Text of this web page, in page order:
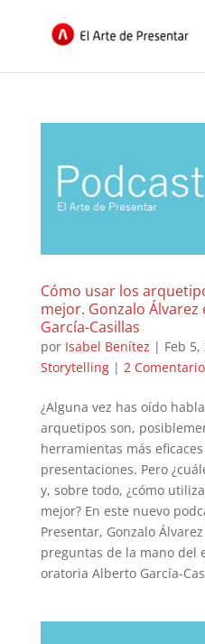
Cómo usar los
mejor. Gonzalo
García-Casillas
por Isabel Benítez | Feb 5,
Storytelling| 2
¿Alguna vez has oído
arquetipos son,
herramientas más
presentaciones. Pero
y, sobre todo, ¿cómo
mejor? En este nuevo
Presentar, Gonzalo
preguntas de la mano del
oratoria Alberto García-